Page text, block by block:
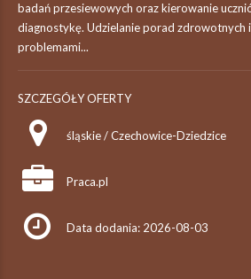
badań przesiewowych oraz kierowanie
diagnostykę. Udzielanie porad zdrowotnych
problemami...
SZCZEGÓŁY OFERTY
śląskie / Czechowice-Dziedzice
Praca.pl
Data dodania: 2026-08-03